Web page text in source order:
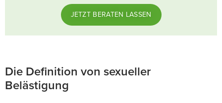
JETZT BERATEN LASSEN
Die Definition von sexueller
Belästigung